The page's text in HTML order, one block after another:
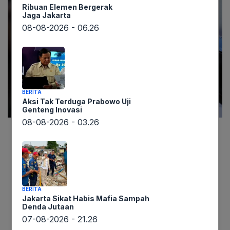
Lintaswarta.co.id, Jakarta – Komisi Pengawas
Persaingan Usaha (KPPU) telah menjatuhkan
sanksi denda fantastis senilai total Rp755 miliar
kepada 97 pelaku usaha fintech P2P lending atau
pinjaman online (pinjol). Keputusan ini diambil
setelah mereka terbukti secara sah dan
meyakinkan melanggar Pasal 5 Undang-Undang
Ribuan Elemen Bergerak
Jaga Jakarta
08-08-2026 - 06.26
BERITA
Aksi Tak Terduga Prabowo Uji
Genteng Inovasi
08-08-2026 - 03.26
BERITA
Jakarta Sikat Habis Mafia Sampah
Denda Jutaan
07-08-2026 - 21.26